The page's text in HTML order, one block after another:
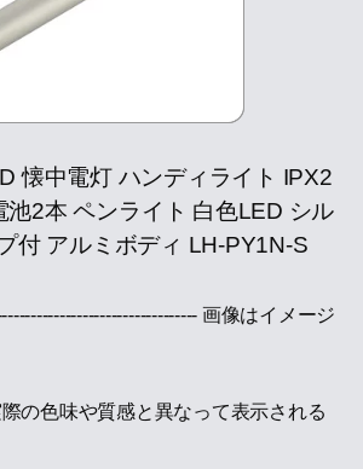
懐中電灯 ハンディライト IPX2
池2本 ペンライト 白色LED シル
付 アルミボディ LH-PY1N-S
画像はイメージ
の色味や質感と異なって表示される